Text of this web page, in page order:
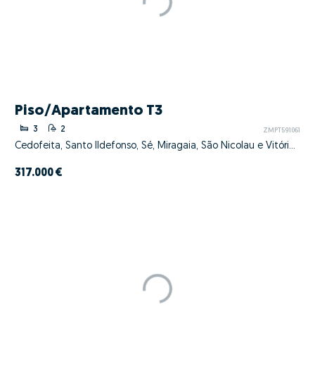
Piso/Apartamento T3
3 2 ZMPT591061
Cedofeita, Santo Ildefonso, Sé, Miragaia, São Nicolau e Vitória, Porto, Porto
317.000 €